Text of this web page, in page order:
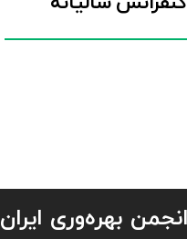
بهره‌وری ایران